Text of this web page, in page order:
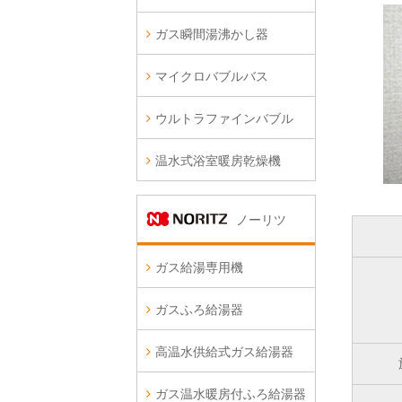
ガス瞬間湯沸かし器
マイクロバブルバス
ウルトラファインバブル
温水式浴室暖房乾燥機
ノーリツ
ガス給湯専用機
ガスふろ給湯器
高温水供給式ガス給湯器
ガス温水暖房付ふろ給湯器